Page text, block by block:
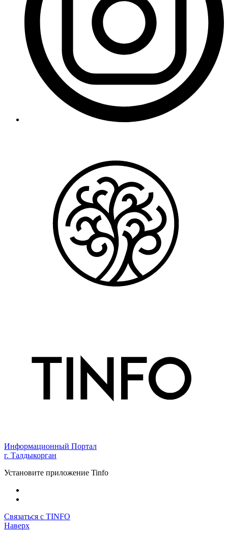
Информационный Портал
г. Талдыкорган
Установите приложение Tinfo
Связаться с TINFO
Наверх